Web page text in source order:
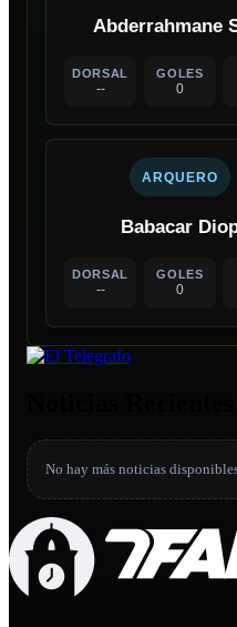
Abderrahmane
DORSAL
--
GOLES
0
ARQUERO
Babacar
DORSAL
--
GOLES
0
No hay más noticias